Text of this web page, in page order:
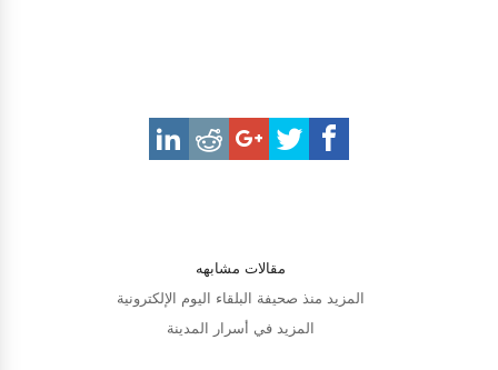
مقالات مشابهه
المزيد منذ صحيفة البلقاء اليوم الإلكترونية
المزيد في أسرار المدينة